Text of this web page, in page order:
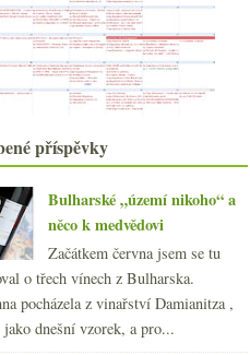
Burgundska
Riesling, opáčko Beaujolais a
fajnový crémant
Ceny vína v roce 1918, minimální
cena lahve, Družs...
listopadu (21)
října(20)
září
srpna
července
června(22)
května(22)
dubna(21)
března
příspěvky
Bulharské „území nikoho“ a
něco k medvědovi
Začátkem června jsem se tu
o třech vínech z Bulharska.
pocházela z vinařství Damianitza ,
jako dnešní vzorek, a pro...